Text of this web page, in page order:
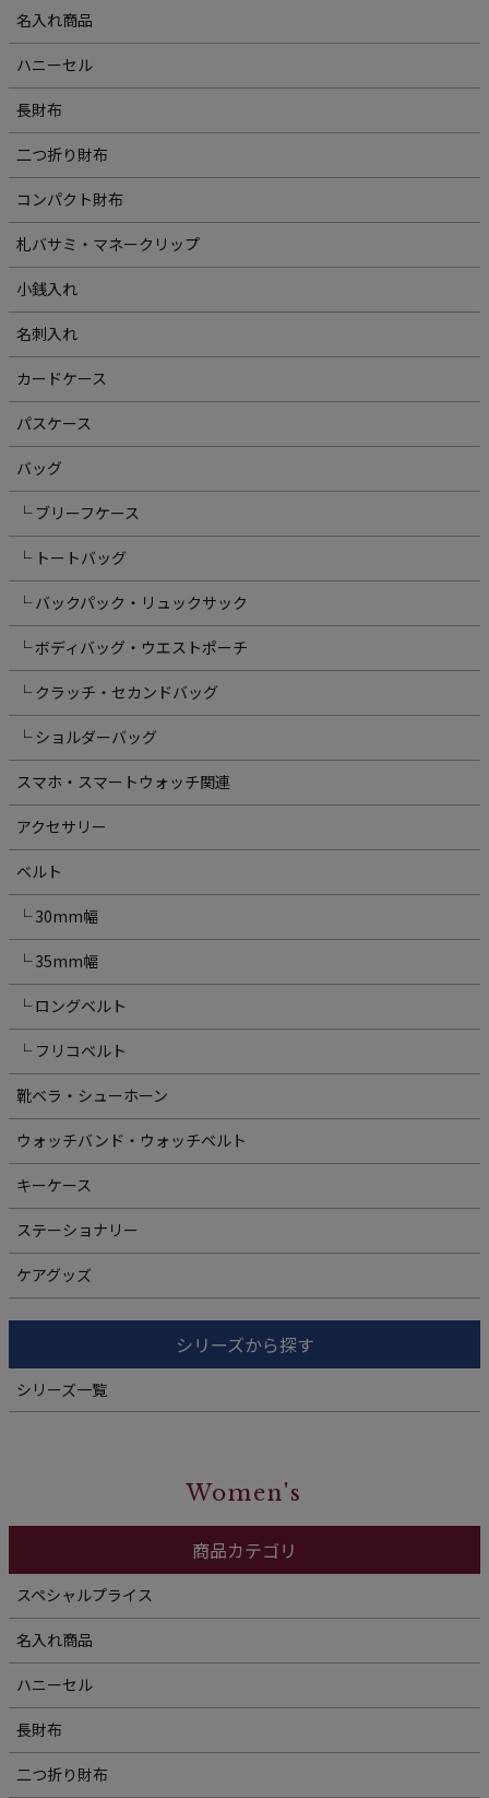
名入れ商品
ハニーセル
長財布
二つ折り財布
コンパクト財布
札バサミ・マネークリップ
小銭入れ
名刺入れ
カードケース
パスケース
バッグ
└ ブリーフケース
└ トートバッグ
└ バックパック・リュックサック
└ ボディバッグ・ウエストポーチ
└ クラッチ・セカンドバッグ
└ ショルダーバッグ
スマホ・スマートウォッチ関連
アクセサリー
ベルト
└ 30mm幅
└ 35mm幅
└ ロングベルト
└ フリコベルト
靴ベラ・シューホーン
ウォッチバンド・ウォッチベルト
キーケース
ステーショナリー
ケアグッズ
シリーズから探す
シリーズ一覧
Women's
商品カテゴリ
スペシャルプライス
名入れ商品
ハニーセル
長財布
二つ折り財布